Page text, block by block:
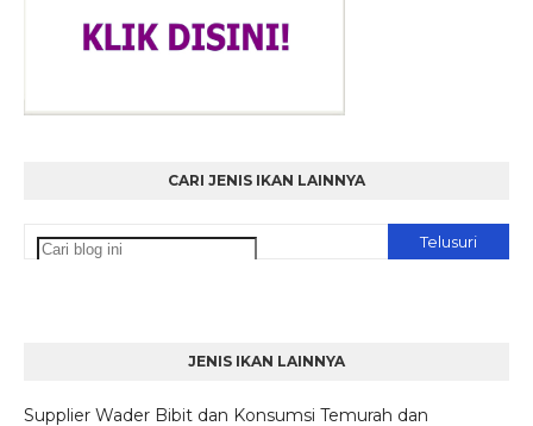
CARI JENIS IKAN LAINNYA
JENIS IKAN LAINNYA
Supplier Wader Bibit dan Konsumsi Temurah dan